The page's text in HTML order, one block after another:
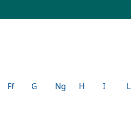
Ff G Ng H I L